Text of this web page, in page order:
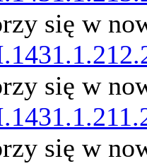
się w
się w
się w